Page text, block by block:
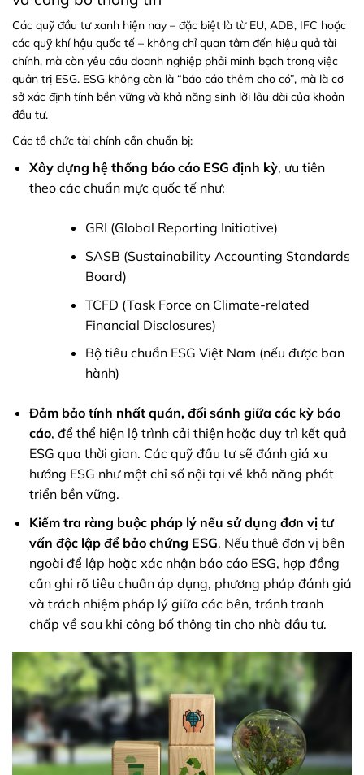
Các quỹ đầu tư xanh hiện nay – đặc biệt là từ EU, ADB, IFC hoặc
các quỹ khí hậu quốc tế – không chỉ quan tâm đến hiệu quả tài
chính, mà còn yêu cầu doanh nghiệp phải minh bạch trong việc
quản trị ESG. ESG không còn là “báo cáo thêm cho có”, mà là cơ
sở xác định tính bền vững và khả năng sinh lời lâu dài của khoản
đầu tư.
Các tổ chức tài chính cần chuẩn bị:
Xây dựng hệ thống báo cáo ESG định kỳ, ưu tiên
theo các chuẩn mực quốc tế như:
GRI (Global Reporting Initiative)
SASB (Sustainability Accounting Standards
Board)
TCFD (Task Force on Climate-related
Financial Disclosures)
Bộ tiêu chuẩn ESG Việt Nam (nếu được ban
hành)
Đảm bảo tính nhất quán, đối sánh giữa các kỳ báo
cáo, để thể hiện lộ trình cải thiện hoặc duy trì kết quả
ESG qua thời gian. Các quỹ đầu tư sẽ đánh giá xu
hướng ESG như một chỉ số nội tại về khả năng phát
triển bền vững.
Kiểm tra ràng buộc pháp lý nếu sử dụng đơn vị tư
vấn độc lập để bảo chứng ESG. Nếu thuê đơn vị bên
ngoài để lập hoặc xác nhận báo cáo ESG, hợp đồng
cần ghi rõ tiêu chuẩn áp dụng, phương pháp đánh giá
và trách nhiệm pháp lý giữa các bên, tránh tranh
chấp về sau khi công bố thông tin cho nhà đầu tư.